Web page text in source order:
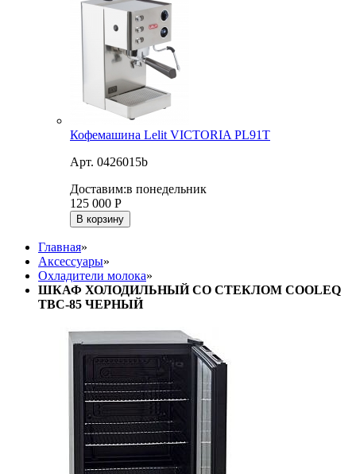
Кофемашина Lelit VICTORIA PL91T
Арт. 0426015b
Доставим:в понедельник
125 000 Р
В корзину
Главная»
Аксессуары»
Охладители молока»
ШКАФ ХОЛОДИЛЬНЫЙ СО СТЕКЛОМ COOLEQ
TBC-85 ЧЕРНЫЙ